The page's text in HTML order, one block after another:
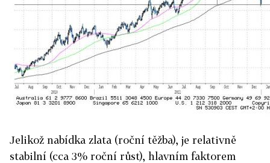
Jelikož nabídka zlata (roční těžba), je relativně
stabilní (cca 3% roční růst), hlavním faktorem